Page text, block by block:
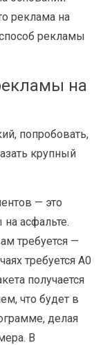
реклама на
рекламы
на
попробовать,
крупный
— это
асфальте.
требуется —
требуется А0
получается
что будет в
делая
В